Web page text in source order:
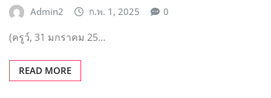
Admin2 ก.พ. 1, 2025 0
(ครูว์, 31 มกราคม 25…
READ MORE